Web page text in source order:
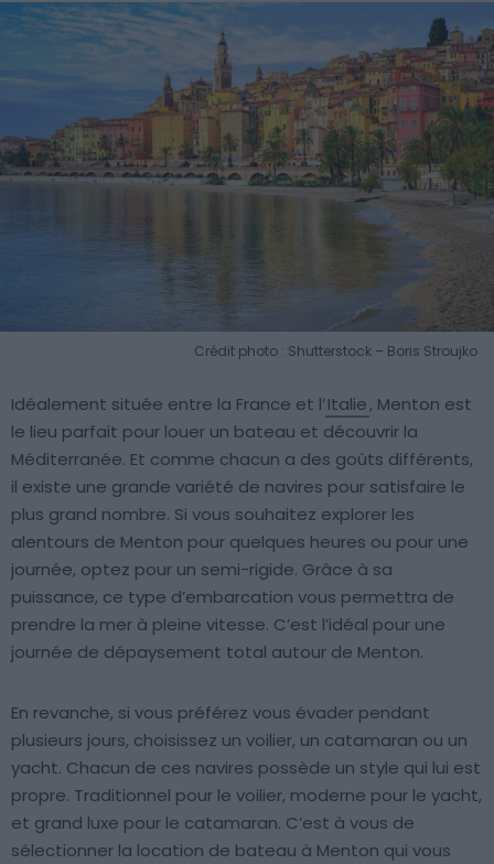
Crédit photo : Shutterstock – Boris Stroujko
Idéalement située entre la France et l’Italie, Menton est
le lieu parfait pour louer un bateau et découvrir la
Méditerranée. Et comme chacun a des goûts différents,
il existe une grande variété de navires pour satisfaire le
plus grand nombre. Si vous souhaitez explorer les
alentours de Menton pour quelques heures ou pour une
journée, optez pour un semi-rigide. Grâce à sa
puissance, ce type d’embarcation vous permettra de
prendre la mer à pleine vitesse. C’est l’idéal pour une
journée de dépaysement total autour de Menton.
En revanche, si vous préférez vous évader pendant
plusieurs jours, choisissez un voilier, un catamaran ou un
yacht. Chacun de ces navires possède un style qui lui est
propre. Traditionnel pour le voilier, moderne pour le yacht,
et grand luxe pour le catamaran. C’est à vous de
sélectionner la location de bateau à Menton qui vous